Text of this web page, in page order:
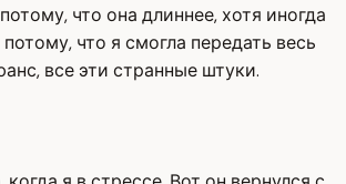
что она длиннее, хотя иногда
что я смогла передать весь
все эти странные штуки.